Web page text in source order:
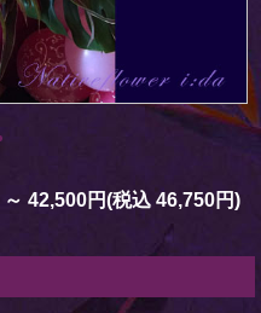
～ 42,500円(税込 46,750円)